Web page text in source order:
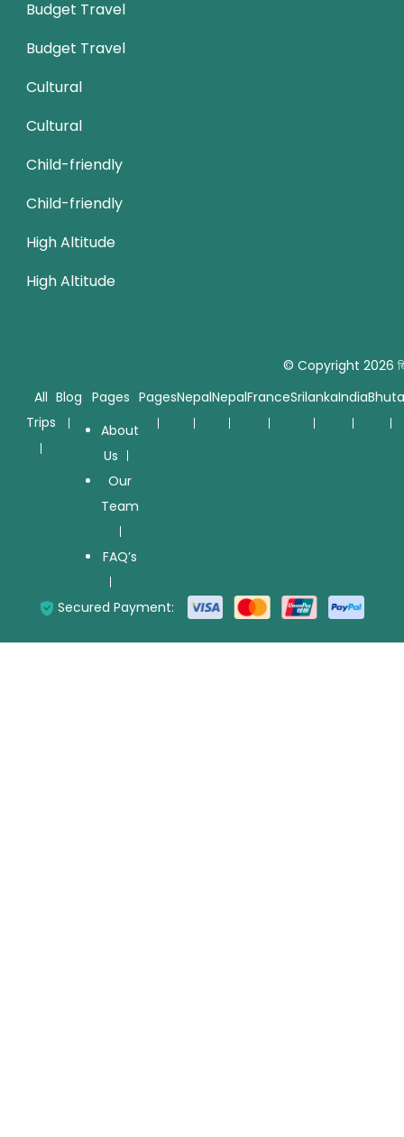
Budget Travel
Budget Travel
Cultural
Cultural
Child-friendly
Child-friendly
High Altitude
High Altitude
© Copyright 2026
All
Trips
Blog Pages
About
Us
Our
Team
FAQ’s
PagesNepalNepalFranceSrilankaIndia
Secured Payment: